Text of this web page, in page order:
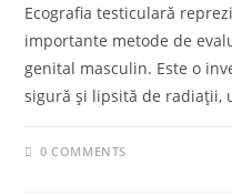
Ecografia testiculară
importante metode de
genital masculin. Este o
sigură și lipsită de radiații,
0 COMMENTS